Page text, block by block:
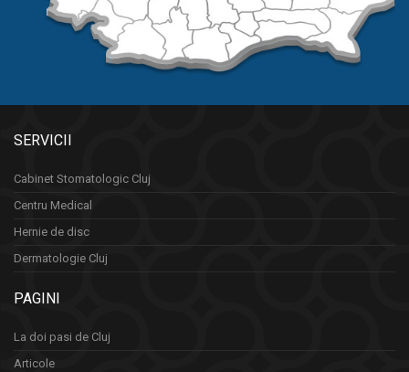
SERVICII
Cabinet Stomatologic Cluj
Centru Medical
Hernie de disc
Dermatologie Cluj
PAGINI
La doi pasi de Cluj
Articole